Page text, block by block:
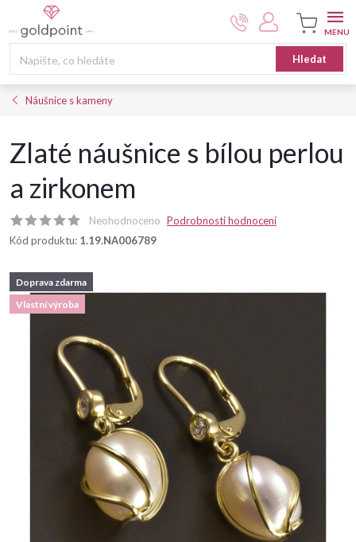
na
Hledat
Nákupní
košík
Náušnice s kameny
Zlaté náušnice s bílou perlou
a zirkonem
Neohodnoceno Podrobnosti hodnocení
Kód produktu: 1.19.NA006789
Doprava zdarma
Vlastní výroba